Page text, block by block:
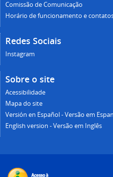
Comissão de Comunicação
Horário de funcionamento e
Redes Sociais
Instagram
Sobre o site
Acessibilidade
Mapa do site
Versión en Español - Versão em
English version - Versão em Inglês